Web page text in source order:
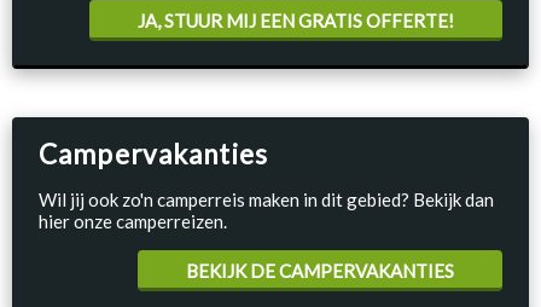
JA, STUUR MIJ EEN GRATIS OFFERTE!
Campervakanties
Wil jij ook zo'n camperreis maken in dit gebied? Bekijk dan
hier onze camperreizen.
BEKIJK DE CAMPERVAKANTIES